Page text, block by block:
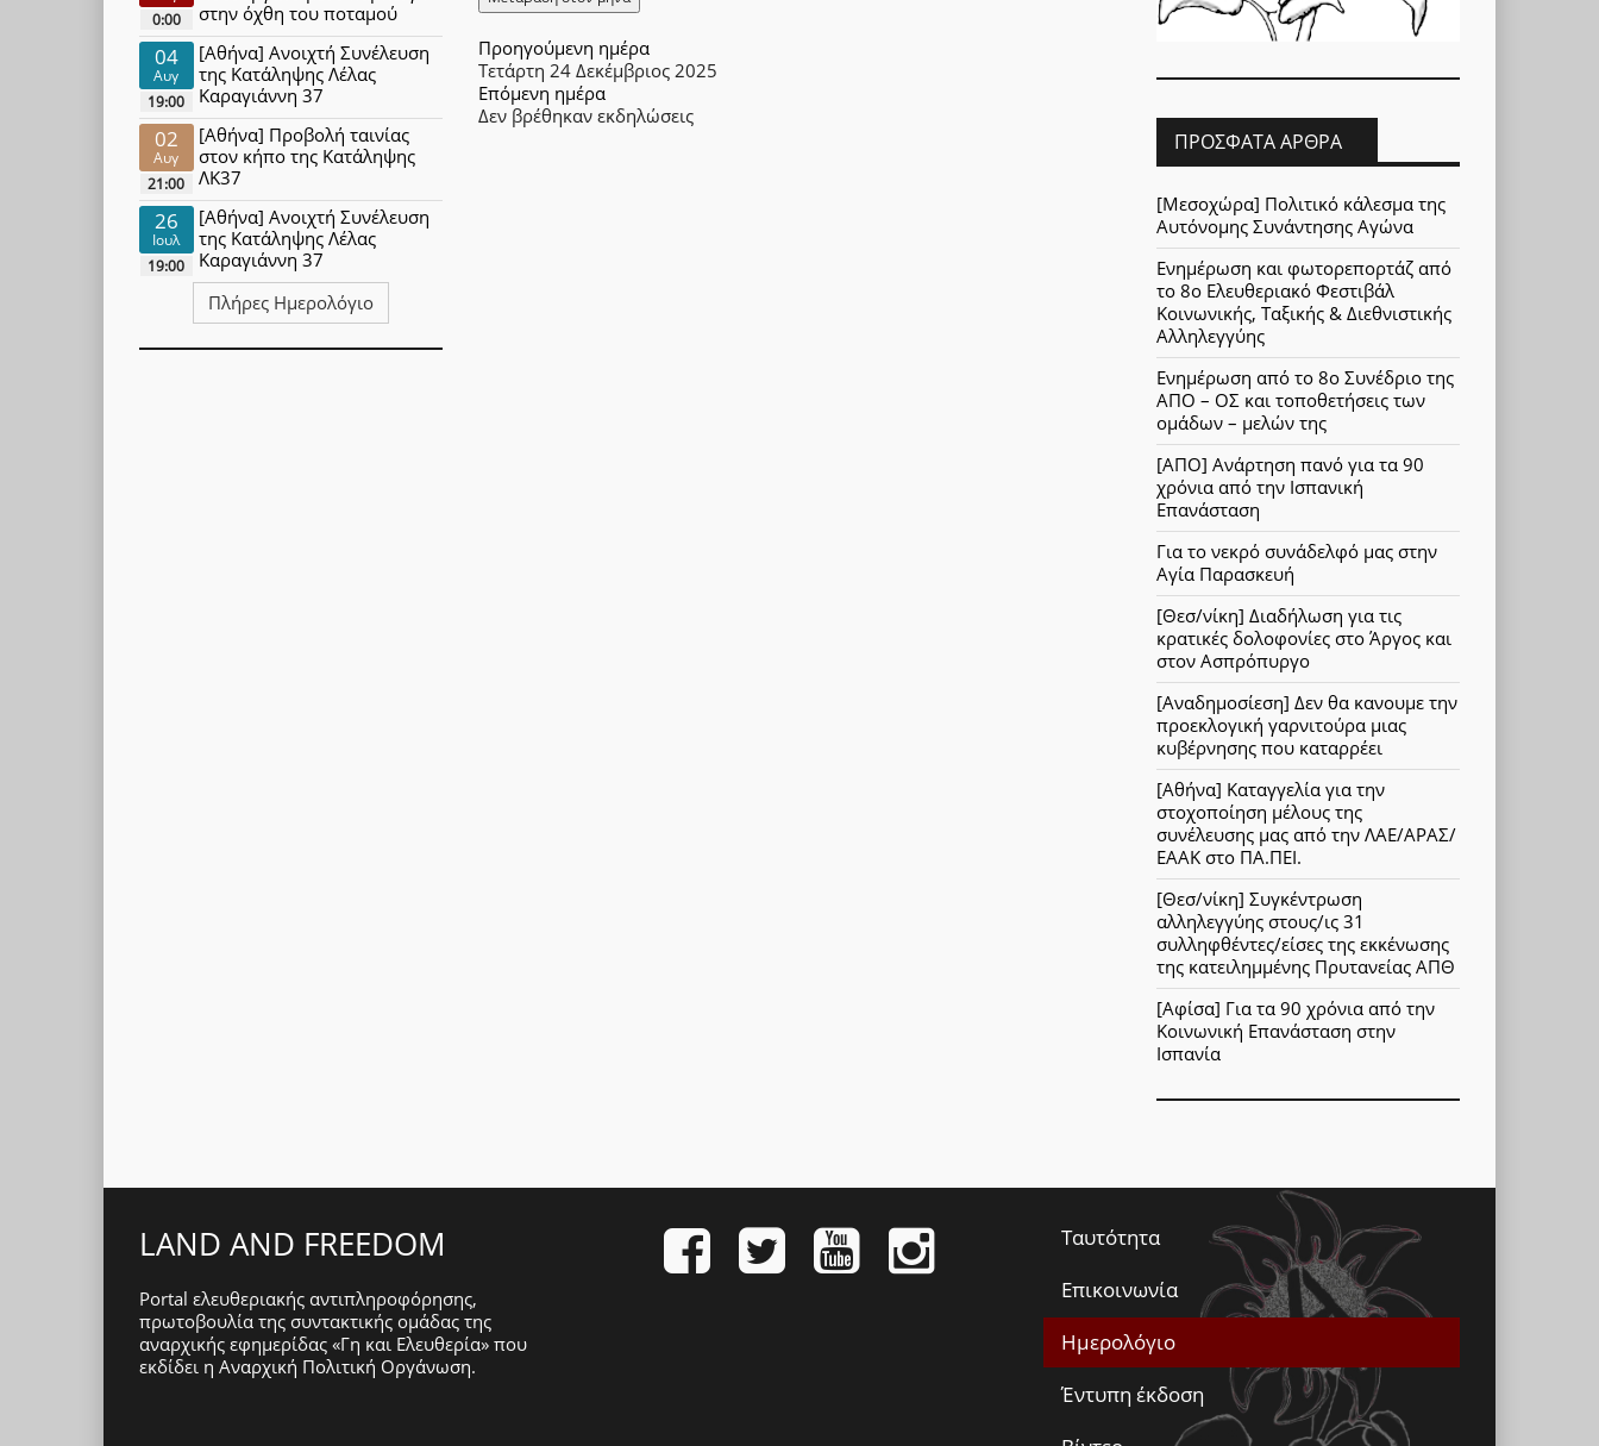
Προηγούμενη ημέρα
Τετάρτη 24 Δεκέμβριος 2025
Επόμενη ημέρα
Δεν βρέθηκαν εκδηλώσεις
0:00
στην όχθη του ποταμού
04
Αυγ
19:00
[Αθήνα] Ανοιχτή Συνέλευση
της Κατάληψης Λέλας
Καραγιάννη 37
02
Αυγ
21:00
[Αθήνα] Προβολή ταινίας
στον κήπο της Κατάληψης
ΛΚ37
26
Ιουλ
19:00
[Αθήνα] Ανοιχτή Συνέλευση
της Κατάληψης Λέλας
Καραγιάννη 37
Πλήρες Ημερολόγιο
ΠΡΌΣΦΑΤΑ ΆΡΘΡΑ
[Μεσοχώρα] Πολιτικό κάλεσμα της
Αυτόνομης Συνάντησης Αγώνα
Ενημέρωση και φωτορεπορτάζ από
το 8ο Ελευθεριακό Φεστιβάλ
Κοινωνικής, Ταξικής & Διεθνιστικής
Αλληλεγγύης
Ενημέρωση από το 8ο Συνέδριο της
ΑΠΟ – ΟΣ και τοποθετήσεις των
ομάδων – μελών της
[ΑΠΟ] Ανάρτηση πανό για τα 90
χρόνια από την Ισπανική
Επανάσταση
Για το νεκρό συνάδελφό μας στην
Αγία Παρασκευή
[Θεσ/νίκη] Διαδήλωση για τις
κρατικές δολοφονίες στο Άργος και
στον Ασπρόπυργο
[Αναδημοσίεση] Δεν θα κανουμε την
προεκλογική γαρνιτούρα μιας
κυβέρνησης που καταρρέει
[Αθήνα] Καταγγελία για την
στοχοποίηση μέλους της
συνέλευσης μας από την ΛΑΕ/ΑΡΑΣ/
ΕΑΑΚ στο ΠΑ.ΠΕΙ.
[Θεσ/νίκη] Συγκέντρωση
αλληλεγγύης στους/ις 31
συλληφθέντες/είσες της εκκένωσης
της κατειλημμένης Πρυτανείας ΑΠΘ
[Αφίσα] Για τα 90 χρόνια από την
Κοινωνική Επανάσταση στην
Ισπανία
LAND AND FREEDOM
Portal ελευθεριακής αντιπληροφόρησης,
πρωτοβουλία της συντακτικής ομάδας της
αναρχικής εφημερίδας «Γη και Ελευθερία» που
εκδίδει η Αναρχική Πολιτική Οργάνωση.
Ταυτότητα
Επικοινωνία
Ημερολόγιο
Έντυπη έκδοση